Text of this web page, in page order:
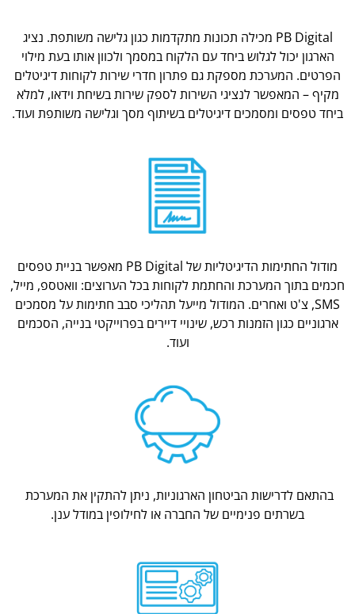
PB Digital מכילה תכונות מתקדמות כגון גלישה משותפת. נציג
הארגון יכול לגלוש ביחד עם הלקוח במסמך ולכוון אותו בעת מילוי
הפרטים. המערכת מספקת גם פתרון חדרי שירות לקוחות דיגיטלים
מקיף – המאפשר לנציגי השירות לספק שירות בשיחת וידאו, למלא
ביחד טפסים ומסמכים דיגיטלים בשיתוף מסך וגלישה משותפת ועוד.
מודול החתימות הדיגיטליות של PB Digital מאפשר בניית טפסים
חכמים בתוך המערכת והחתמת לקוחות בכל הערוצים: וואטספ, מייל,
SMS, צ'ט ואחרים. המודול מייעל תהליכי סבב חתימות על מסמכים
ארגוניים כגון הזמנות רכש, שינויי דיירים בפרוייקטי בנייה, הסכמים
ועוד.
בהתאם לדרישות הביטחון הארגוניות, ניתן להתקין את המערכת
בשרתים פנימיים של החברה או לחילופין במודל ענן.